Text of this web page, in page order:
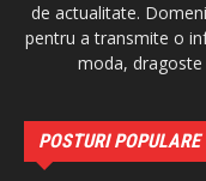
de actualitate.
pentru a transmite o
moda,
POSTURI POPULARE